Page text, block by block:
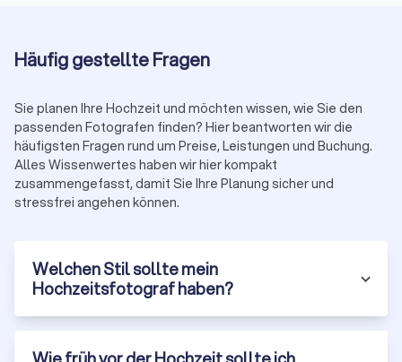
Rechte, Reisekosten
und
10–20 % sind möglich. Frühzeitig anfragen.
So arbeitet ein Hochzeitsfotograf: vor,
während, nach dem Tag
Nachbearbeitung, Datensicherung und die Bereitstellung der
Galerie.
Häufig gestellte Fragen
Sie planen Ihre Hochzeit und möchten wissen, wie Sie den
passenden Fotografen finden? Hier beantworten wir die
häufigsten Fragen rund um Preise, Leistungen und Buchung.
Alles Wissenwertes haben wir hier kompakt
zusammengefasst, damit Sie Ihre Planung sicher und
stressfrei angehen können.
Welchen Stil sollte mein
Hochzeitsfotograf haben?